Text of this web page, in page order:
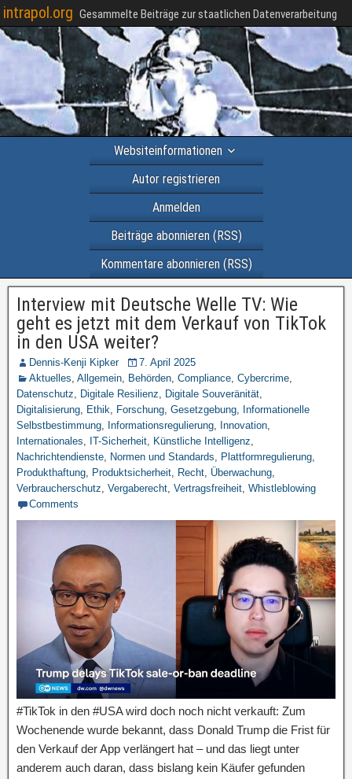
intrapol.org Gesammelte Beiträge zur staatlichen Datenverarbeitung
Websiteinformationen
Autor registrieren
Anmelden
Beiträge abonnieren (RSS)
Kommentare abonnieren (RSS)
Interview mit Deutsche Welle TV: Wie
geht es jetzt mit dem Verkauf von TikTok
in den USA weiter?
Dennis-Kenji Kipker
7. April 2025
Aktuelles, Allgemein, Behörden, Compliance, Cybercrime,
Datenschutz, Digitale Resilienz, Digitale Souveränität,
Digitalisierung, Ethik, Forschung, Gesetzgebung, Informationelle
Selbstbestimmung, Informationsregulierung, Innovation,
Internationales, IT-Sicherheit, Künstliche Intelligenz,
Nachrichtendienste, Normen und Standards, Plattformregulierung,
Produkthaftung, Produktsicherheit, Recht, Überwachung,
Verbraucherschutz, Vergaberecht, Vertragsfreiheit, Whistleblowing
Comments
#TikTok in den #USA wird doch noch nicht verkauft: Zum
Wochenende wurde bekannt, dass Donald Trump die Frist für
den Verkauf der App verlängert hat – und das liegt unter
anderem auch daran, dass bislang kein Käufer gefunden